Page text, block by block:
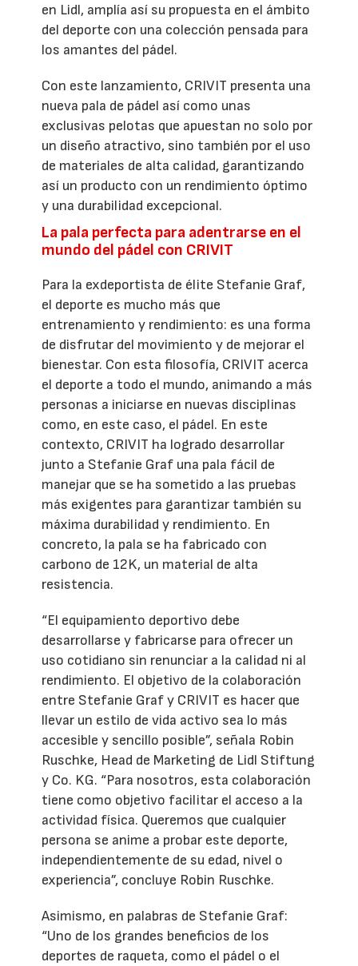
en Lidl, amplía así su propuesta en el ámbito
del deporte con una colección pensada para
los amantes del pádel.
Con este lanzamiento, CRIVIT presenta una
nueva pala de pádel así como unas
exclusivas pelotas que apuestan no solo por
un diseño atractivo, sino también por el uso
de materiales de alta calidad, garantizando
así un producto con un rendimiento óptimo
y una durabilidad excepcional.
La pala perfecta para adentrarse en el
mundo del pádel con CRIVIT
Para la exdeportista de élite Stefanie Graf,
el deporte es mucho más que
entrenamiento y rendimiento: es una forma
de disfrutar del movimiento y de mejorar el
bienestar. Con esta filosofía, CRIVIT acerca
el deporte a todo el mundo, animando a más
personas a iniciarse en nuevas disciplinas
como, en este caso, el pádel. En este
contexto, CRIVIT ha logrado desarrollar
junto a Stefanie Graf una pala fácil de
manejar que se ha sometido a las pruebas
más exigentes para garantizar también su
máxima durabilidad y rendimiento. En
concreto, la pala se ha fabricado con
carbono de 12K, un material de alta
resistencia.
“El equipamiento deportivo debe
desarrollarse y fabricarse para ofrecer un
uso cotidiano sin renunciar a la calidad ni al
rendimiento. El objetivo de la colaboración
entre Stefanie Graf y CRIVIT es hacer que
llevar un estilo de vida activo sea lo más
accesible y sencillo posible”, señala Robin
Ruschke, Head de Marketing de Lidl Stiftung
y Co. KG. “Para nosotros, esta colaboración
tiene como objetivo facilitar el acceso a la
actividad física. Queremos que cualquier
persona se anime a probar este deporte,
independientemente de su edad, nivel o
experiencia”, concluye Robin Ruschke.
Asimismo, en palabras de Stefanie Graf:
“Uno de los grandes beneficios de los
deportes de raqueta, como el pádel o el